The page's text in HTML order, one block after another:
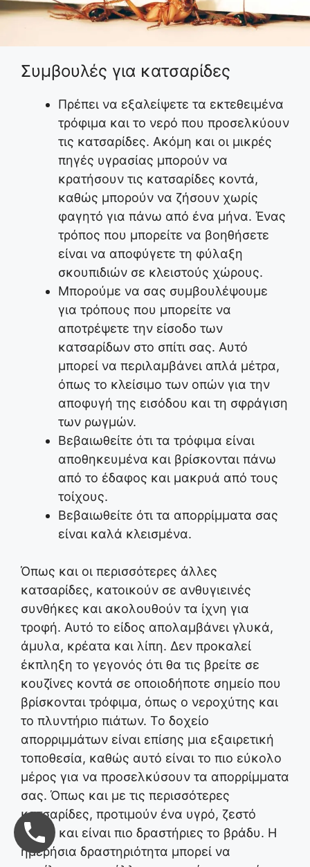
Συμβουλές για κατσαρίδες
Πρέπει να εξαλείψετε τα εκτεθειμένα
τρόφιμα και το νερό που προσελκύουν
τις κατσαρίδες. Ακόμη και οι μικρές
πηγές υγρασίας μπορούν να
κρατήσουν τις κατσαρίδες κοντά,
καθώς μπορούν να ζήσουν χωρίς
φαγητό για πάνω από ένα μήνα. Ένας
τρόπος που μπορείτε να βοηθήσετε
είναι να αποφύγετε τη φύλαξη
σκουπιδιών σε κλειστούς χώρους.
Μπορούμε να σας συμβουλέψουμε
για τρόπους που μπορείτε να
αποτρέψετε την είσοδο των
κατσαρίδων στο σπίτι σας. Αυτό
μπορεί να περιλαμβάνει απλά μέτρα,
όπως το κλείσιμο των οπών για την
αποφυγή της εισόδου και τη σφράγιση
των ρωγμών.
Βεβαιωθείτε ότι τα τρόφιμα είναι
αποθηκευμένα και βρίσκονται πάνω
από το έδαφος και μακρυά από τους
τοίχους.
Βεβαιωθείτε ότι τα απορρίμματα σας
είναι καλά κλεισμένα.
Όπως και οι περισσότερες άλλες
κατσαρίδες, κατοικούν σε ανθυγιεινές
συνθήκες και ακολουθούν τα ίχνη για
τροφή. Αυτό το είδος απολαμβάνει γλυκά,
άμυλα, κρέατα και λίπη. Δεν προκαλεί
έκπληξη το γεγονός ότι θα τις βρείτε σε
κουζίνες κοντά σε οποιοδήποτε σημείο που
βρίσκονται τρόφιμα, όπως ο νεροχύτης και
το πλυντήριο πιάτων. Το δοχείο
απορριμμάτων είναι επίσης μια εξαιρετική
τοποθεσία, καθώς αυτό είναι το πιο εύκολο
μέρος για να προσελκύσουν τα απορρίμματα
σας. Όπως και με τις περισσότερες
κατσαρίδες, προτιμούν ένα υγρό, ζεστό
κλίμα και είναι πιο δραστήριες το βράδυ. Η
ημερήσια δραστηριότητα μπορεί να